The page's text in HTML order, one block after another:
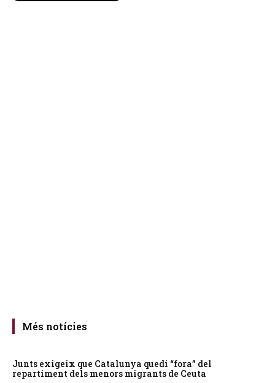
Més notícies
Junts exigeix que Catalunya quedi “fora” del
repartiment dels menors migrants de Ceuta